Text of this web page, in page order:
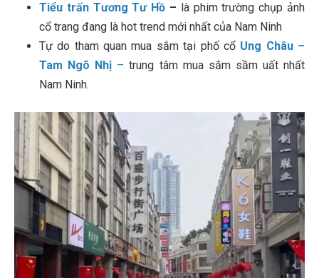
Tiểu trấn Tương Tư Hồ – là phim trường chụp ảnh
cổ trang đang là hot trend mới nhất của Nam Ninh
Tự do tham quan mua sắm tại phố cổUng Châu –
Tam Ngõ Nhị – trung tâm mua sắm sầm uất nhất
Nam Ninh.